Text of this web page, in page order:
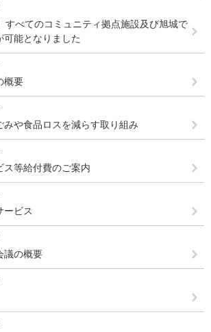
すべてのコミュニティ拠点施設及び旭城で
能となりました
概要
みや食品ロスを減らす取り組み
ス等給付費のご案内
ービス
議の概要